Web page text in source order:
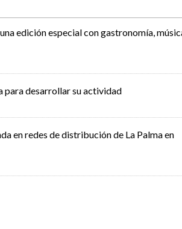
edición especial con gastronomía,
para desarrollar su actividad
en redes de distribución de La Palma en